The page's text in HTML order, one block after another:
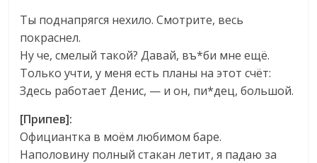
Ты поднапрягся нехило. Смотрите, весь
покраснел.
Ну че, смелый такой? Давай, въ*би мне ещё.
Только учти, у меня есть планы на этот счёт:
Здесь работает Денис, — и он, пи*дец, большой.
[Припев]:
Официантка в моём любимом баре.
Наполовину полный стакан летит, я падаю за